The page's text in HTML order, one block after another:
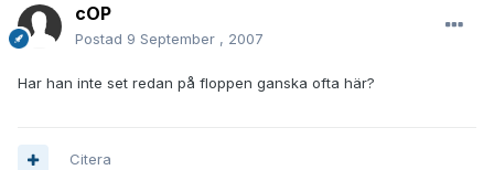
cOP
Postad 9 September , 2007
Har han inte set redan på floppen ganska ofta här?
Citera